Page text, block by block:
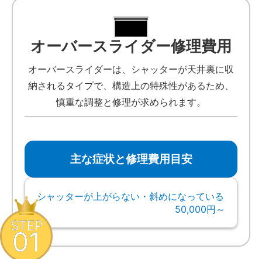
オーバースライダー修理費用
オーバースライダーは、シャッターが天井裏に収
納されるタイプで、構造上の特殊性があるため、
慎重な調整と修理が求められます。
主な症状と修理費用目安
シャッターが上がらない・斜めになっている
50,000円～
STEP
01